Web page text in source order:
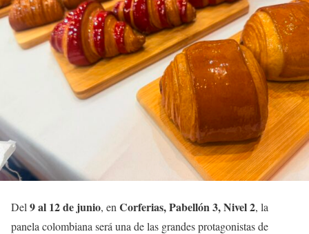
Del 9 al 12 de junio, en Corferias, Pabellón 3, Nivel 2, la
panela colombiana será una de las grandes protagonistas de